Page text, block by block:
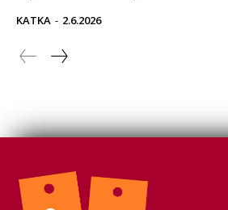
KATKA - 2.6.2026